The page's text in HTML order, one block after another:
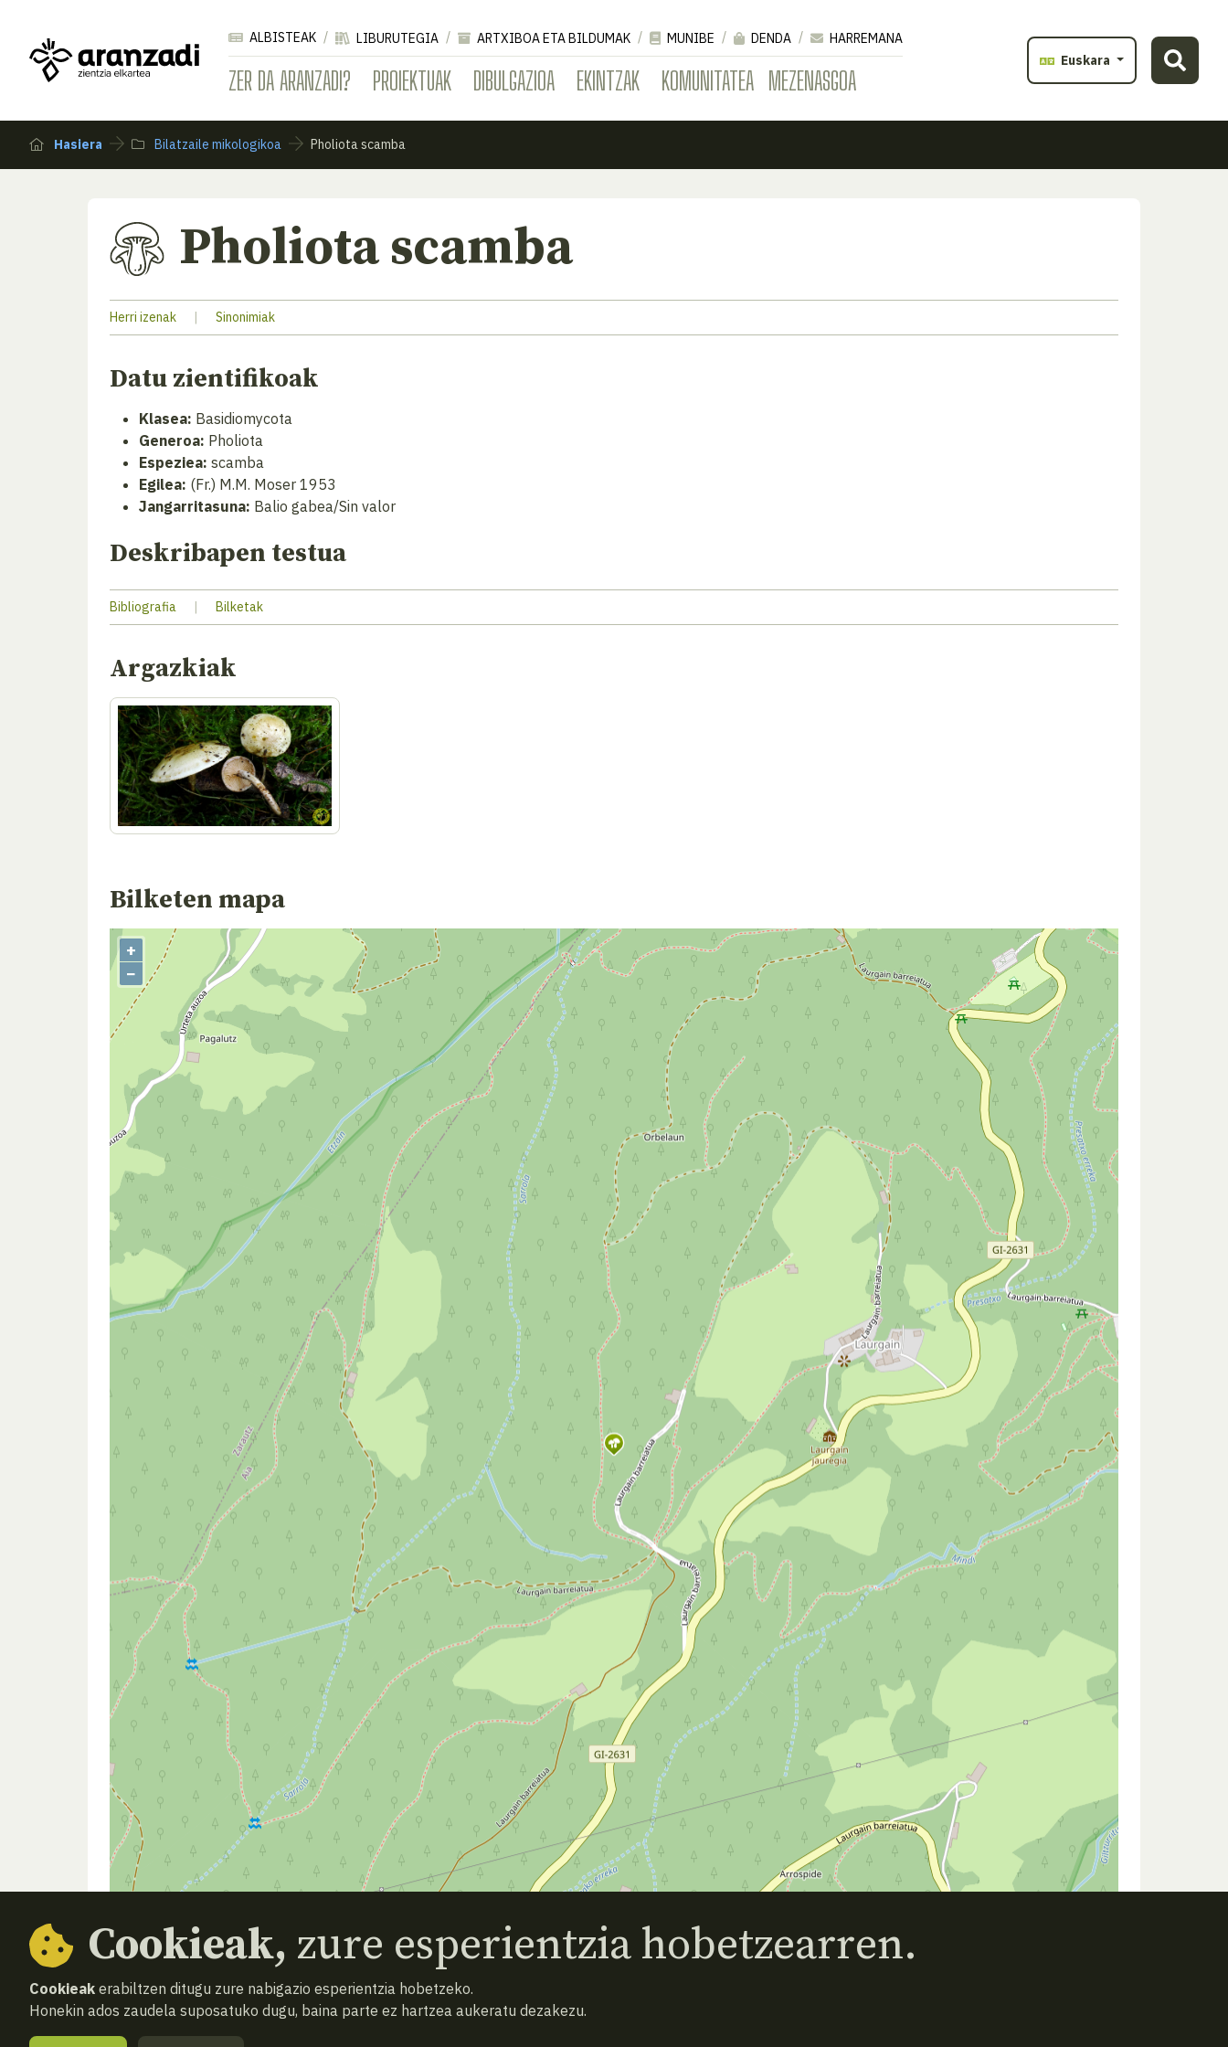
ZER DA ARANZADI? PROIEKTUAK DIBULGAZIOA EKINTZAK KOMUNITATEA MEZENASGOA
ALBISTEAK LIBURUTEGIA ARTXIBOA ETA BILDUMAK MUNIBE DENDA
HARREMANA
Euskara
Hasiera Bilatzaile mikologikoa Pholiota scamba
Pholiota scamba
Herri izenak | Sinonimiak
Datu zientifikoak
Klasea: Basidiomycota
Generoa: Pholiota
Espeziea: scamba
Egilea: (Fr.) M.M. Moser 1953
Jangarritasuna: Balio gabea/Sin valor
Deskribapen testua
Bibliografia | Bilketak
Argazkiak
Bilketen mapa
+
−
Cookieak, zure esperientzia hobetzearren.
Cookieak erabiltzen ditugu zure nabigazio esperientzia hobetzeko.
Honekin ados zaudela suposatuko dugu, baina parte ez hartzea aukeratu dezakezu.